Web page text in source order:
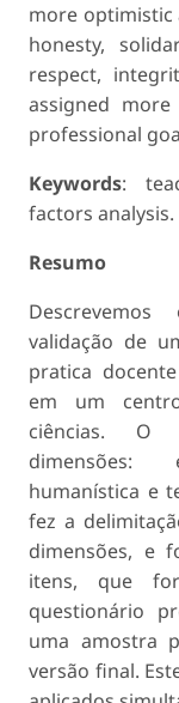
more optimistic
honesty,
respect,
assigned
professional
Keywords:
factors analysis.
Resumo
validação de
pratica
em um
ciências. O
dimensões:
humanística e
fez a
dimensões, e
itens, que
questionário
uma amostra
versão final.